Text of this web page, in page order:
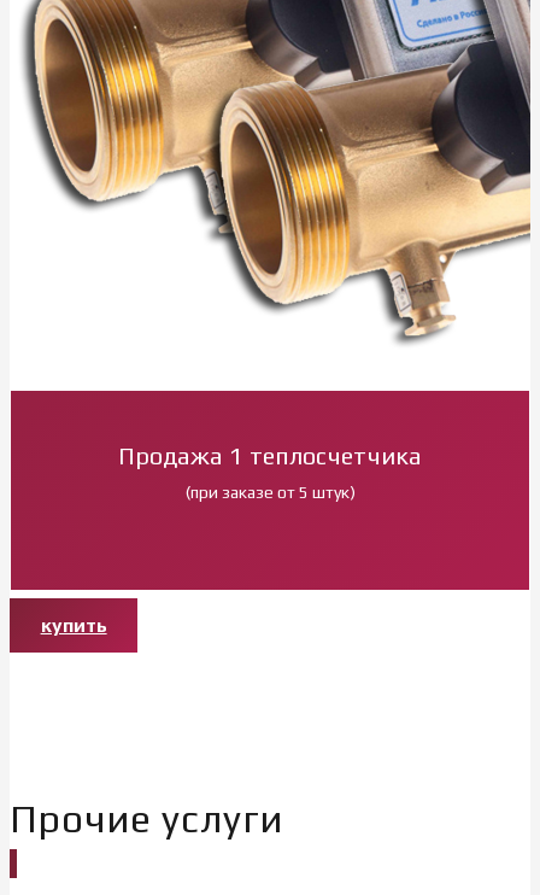
Продажа 1 теплосчетчика
(при заказе от 5 штук)
купить
Прочие услуги